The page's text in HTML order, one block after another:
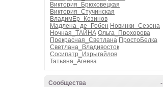
Виктория_Брюховецкая
Виктория_Стучинская
ВладимЕр_Козинов
Мадлена_де_Робен Новинки_Сезона
Ночная_ТАЙНА Ольга_Прохорова
Прекрасная_Светлана ПростоБелка
Светлана_Владивосток
Сосипатр_Изрыгайлов
Татьяна_Агеева
-
Сообщества